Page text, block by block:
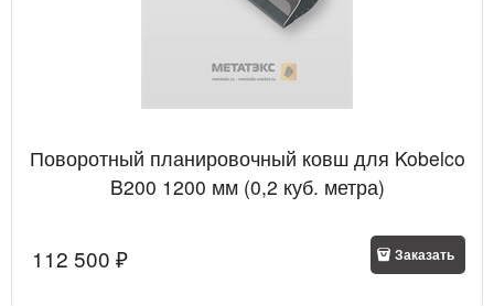
Поворотный планировочный ковш для Kobelco
B200 1200 мм (0,2 куб. метра)
112 500 ₽ Заказать